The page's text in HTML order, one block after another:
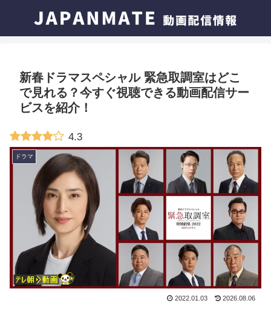
新春ドラマスペシャル 緊急取調室はどこ
で見れる？今すぐ視聴できる動画配信サー
ビスを紹介！
4.3
ドラマ
2022.01.03 2026.08.06